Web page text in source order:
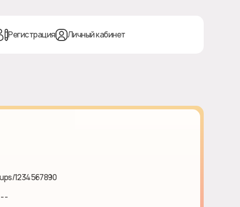
Регистрация Личный кабинет
1234567890
-